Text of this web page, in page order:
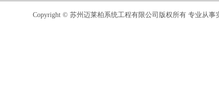
Copyright © 苏州迈莱柏系统工程有限公司版权所有 专业从